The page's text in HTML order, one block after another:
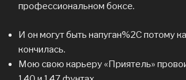
профессиональном боксе.
И он могут быть напуган%2C потому
кончилась.
Мою свою карьеру «Приятель»